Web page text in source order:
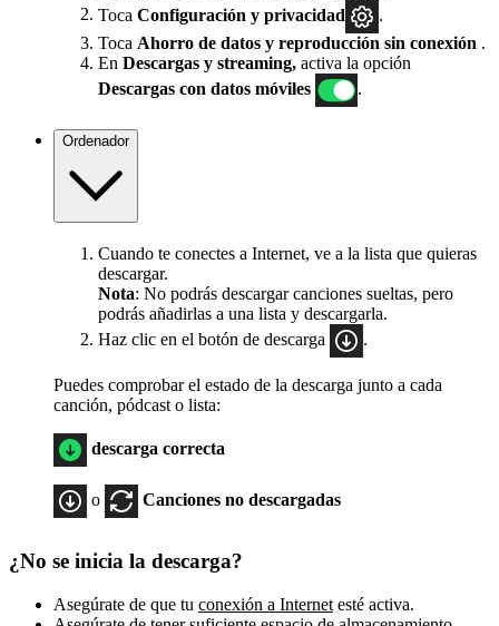
Toca Configuración y privacidad
Toca Ahorro de datos y reproducción sin conexión .
En Descargas y streaming, activa la opción
Descargas con datos móviles
Ordenador
Cuando te conectes a Internet, ve a la lista que quieras
descargar.
Nota: No podrás descargar canciones sueltas, pero
podrás añadirlas a una lista y descargarla.
Haz clic en el botón de descarga
.
Puedes comprobar el estado de la descarga junto a cada
canción, pódcast o lista:
descarga correcta
o Canciones no descargadas
¿No se inicia la descarga?
Asegúrate de que tu conexión a Internet esté activa.